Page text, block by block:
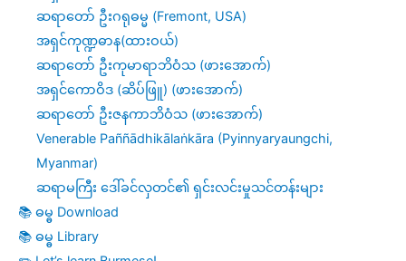
ဆရာတော် ဦးဂရုဓမ္မ (Fremont, USA)
အရှင်ကုဏ္ဍဓာန(ထားဝယ်)
ဆရာတော် ဦးကုမာရာဘိဝံသ (ဖားအောက်)
အရှင်ကောဝိဒ (ဆိပ်ဖြူ) (ဖားအောက်)
ဆရာတော် ဦးဇနကာဘိဝံသ (ဖားအောက်)
Venerable Paññādhikālaṅkāra (Pyinnyaryaungchi,
Myanmar)
ဆရာမကြီး ဒေါ်ခင်လှတင်၏ ရှင်းလင်းမှုသင်တန်းများ
📚 ဓမ္ဓ Download
📚 ဓမ္ဓ Library